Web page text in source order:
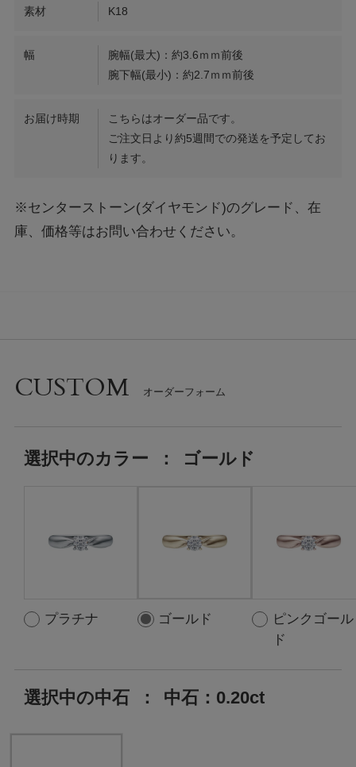
素材 K18
幅
腕幅(最大)：約3.6ｍｍ前後
腕下幅(最小)：約2.7ｍｍ前後
お届け時期
こちらはオーダー品です。
ご注文日より約5週間での発送を予定してお
ります。
※センターストーン(ダイヤモンド)のグレード、在
庫、価格等はお問い合わせください。
CUSTOM
選択中のカラー ： ゴールド
プラチナ ゴールド
ピンクゴール
ド
選択中の中石 ： 中石：0.20ct